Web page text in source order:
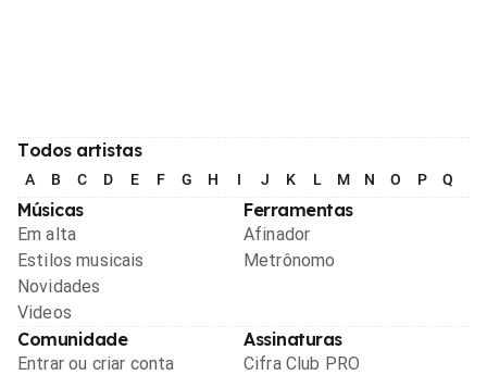
Todos artistas
A B C D E F G H I J K L M N O P Q
Músicas
Em alta
Estilos musicais
Novidades
Videos
Ferramentas
Afinador
Metrônomo
Comunidade
Entrar ou criar conta
Assinaturas
Cifra Club PRO